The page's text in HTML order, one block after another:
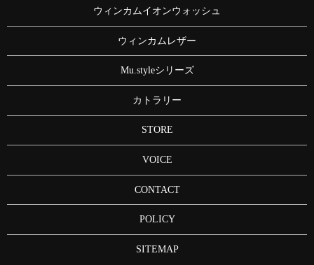
ウィンカムイオンウォッシュ
ウィンカムレザー
Mu.styleシリーズ
カトラリー
STORE
VOICE
CONTACT
POLICY
SITEMAP